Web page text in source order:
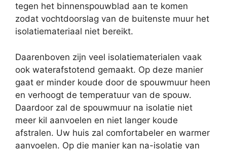
tegen het binnenspouwblad aan te komen
zodat vochtdoorslag van de buitenste muur het
isolatiemateriaal niet bereikt.
Daarenboven zijn veel isolatiematerialen vaak
ook waterafstotend gemaakt. Op deze manier
gaat er minder koude door de spouwmuur heen
en verhoogt de temperatuur van de spouw.
Daardoor zal de spouwmuur na isolatie niet
meer kil aanvoelen en niet langer koude
afstralen. Uw huis zal comfortabeler en warmer
aanvoelen. Op die manier kan na-isolatie van